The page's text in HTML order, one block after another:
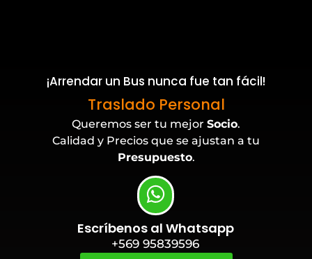
¡Arrendar un Bus nunca fue tan fácil!
Traslado Personal
Eventos Corporativos
Queremos ser tu mejor Socio.
Calidad y Precios que se ajustan a tu
Presupuesto.
Escríbenos al Whatsapp
+569 95839596